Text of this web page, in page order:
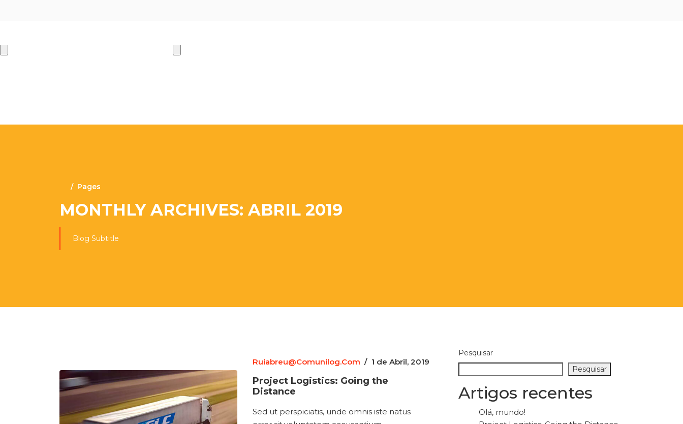
Pages
MONTHLY ARCHIVES: ABRIL 2019
Blog Subtitle
Ruiabreu@comunilog.com / 1 de Abril, 2019
Project Logistics: Going the
Distance
Sed ut perspiciatis, unde omnis iste natus
Pesquisar
Pesquisar
Artigos recentes
Olá, mundo!